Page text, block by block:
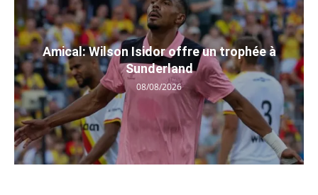
Amical: Wilson Isidor offre un trophée à
Sunderland
08/08/2026